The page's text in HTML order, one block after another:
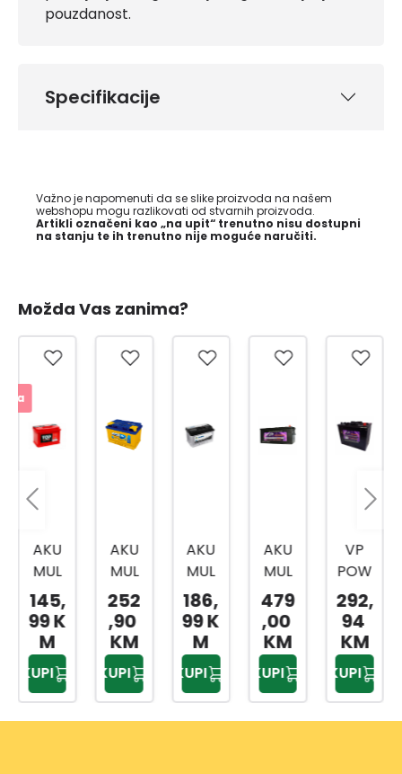
pouzdanost.
Specifikacije
Važno je napomenuti da se slike proizvoda na našem
webshopu mogu razlikovati od stvarnih proizvoda.
Artikli označeni kao „na upit“ trenutno nisu dostupni
na stanju te ih trenutno nije moguće naručiti.
Možda Vas zanima?
AKU
MUL
ATO
R 12V
75AH
145,
99 K
M
KUPI
AKU
MUL
ATO
R
PRE
MIU
M
12V
74
252
,90
KM
KUPI
AKU
MUL
ATO
R 12-
70AH
186,
99 K
M
KUPI
AKU
MUL
ATO
R 12V
220A
H L+
479
,00
KM
KUPI
VP
POW
ER
AKU
MUL
ATO
R 12V
135
AH
292,
94
KM
KUPI